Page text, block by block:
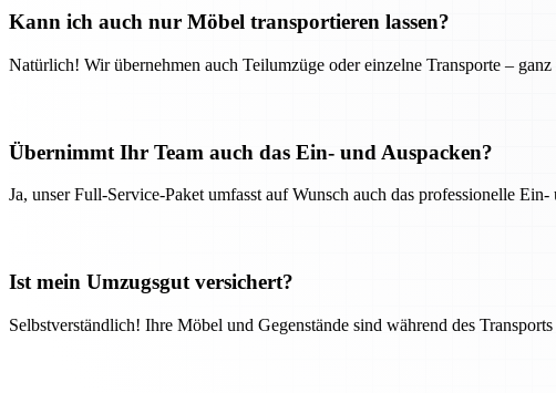
Kann ich auch nur Möbel transportieren lassen?
Natürlich! Wir übernehmen auch Teilumzüge oder einzelne Transporte –
Übernimmt Ihr Team auch das Ein- und Auspacken?
Ja, unser Full-Service-Paket umfasst auf Wunsch auch das professionelle
Ist mein Umzugsgut versichert?
Selbstverständlich! Ihre Möbel und Gegenstände sind während des